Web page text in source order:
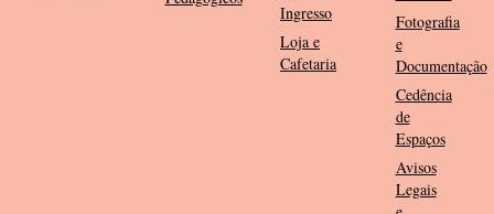
Ingresso
Loja e
Cafetaria
Fotografia
e
Documentação
Cedência
de
Espaços
Avisos
Legais